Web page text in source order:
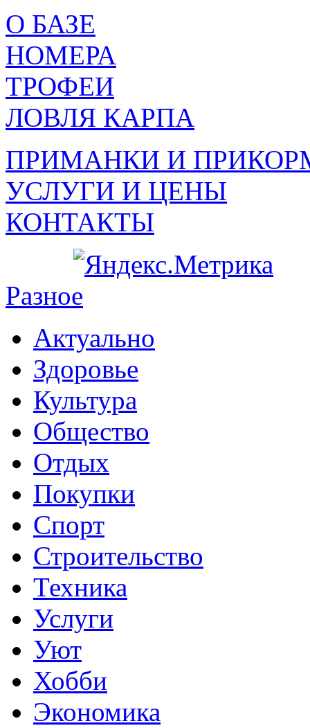
О БАЗЕ
НОМЕРА
ТРОФЕИ
ЛОВЛЯ КАРПА
ПРИМАНКИ И
УСЛУГИ И ЦЕНЫ
КОНТАКТЫ
Разное
Актуально
Здоровье
Культура
Общество
Отдых
Покупки
Спорт
Строительство
Техника
Услуги
Уют
Хобби
Экономика